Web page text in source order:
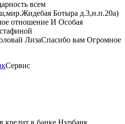
всем
Ботыра д.3,н.п.20а)
отношение И Особая
ЛизаСпасибо вам Огромное
Сервис